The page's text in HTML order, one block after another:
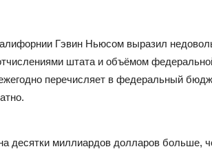
Гэвин Ньюсом выразил
штата и объёмом
перечисляет в федеральный
десятки миллиардов долларов больше,